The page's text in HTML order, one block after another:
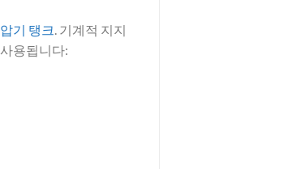
기 탱크. 기계적 지지
용됩니다: